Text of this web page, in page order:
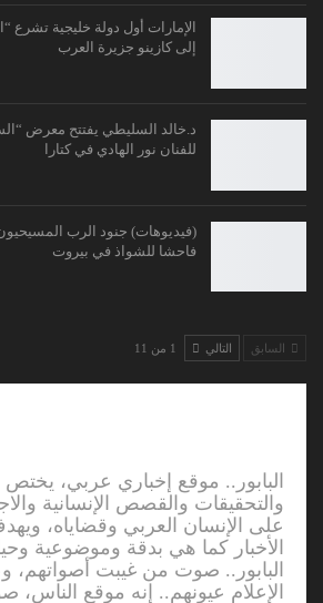
الإمارات أول دولة خليجية تشرع
إلى كازينو جزيرة العرب
د.خالد السليطي يفتتح معرض
للفنان نور الهادي في كتارا
(فيديوهات) جنود الرب
فاحشا للشواذ في بيروت
السابق التالي 1 من 11
البابور.. موقع إخباري عربي، يختص
والتحقيقات والقصص الإنسانية
على الإنسان العربي وقضاياه،
الأخبار كما هي بدقة وموضوعية
البابور.. صوت من غيبت
الإعلام عيونهم.. إنه موقع الناس،